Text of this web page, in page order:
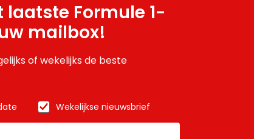
Formule 1-
mailbox!
of wekelijks de beste
Wekelijkse nieuwsbrief